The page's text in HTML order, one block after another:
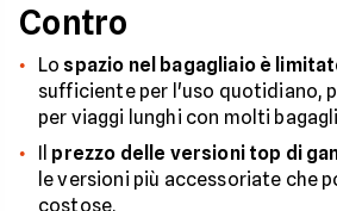
Contro
Lo spazio nel bagagliaio è
sufficiente per l'uso quotidiano,
per viaggi lunghi con molti
Il prezzo delle versioni top di
le versioni più accessoriate che
costose.